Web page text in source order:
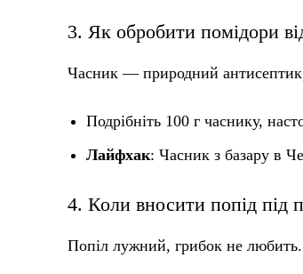
3. Як обробити помідори
Часник — природний
Подрібніть 100 г часнику,
Лайфхак: Часник з базару в
4. Коли вносити попід під
Попіл лужний, грибок не любить.